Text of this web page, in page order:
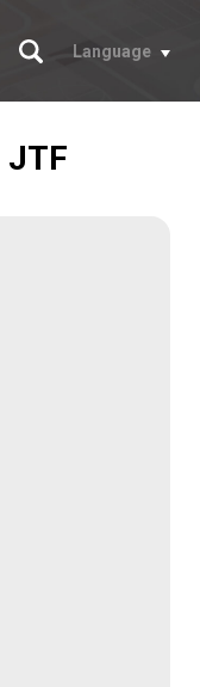
Buscar
Language
JTF